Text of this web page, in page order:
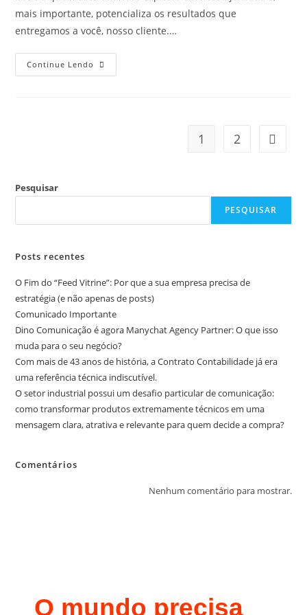
mais importante, potencializa os resultados que
entregamos a você, nosso cliente.…
Continue Lendo
1 2
Pesquisar
PESQUISAR
Posts recentes
O Fim do “Feed Vitrine”: Por que a sua empresa precisa de
estratégia (e não apenas de posts)
Comunicado Importante
Dino Comunicação é agora Manychat Agency Partner: O que isso
muda para o seu negócio?
Com mais de 43 anos de história, a Contrato Contabilidade já era
uma referência técnica indiscutível.
O setor industrial possui um desafio particular de comunicação:
como transformar produtos extremamente técnicos em uma
mensagem clara, atrativa e relevante para quem decide a compra?
Comentários
Nenhum comentário para mostrar.
O mundo precisa